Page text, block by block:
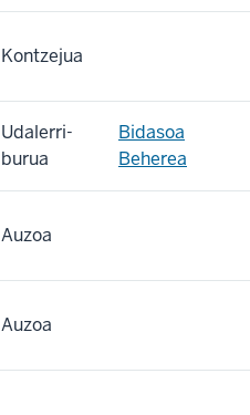
Kontzejua
Udalerri-
burua
Bidasoa
Beherea
Auzoa
Auzoa